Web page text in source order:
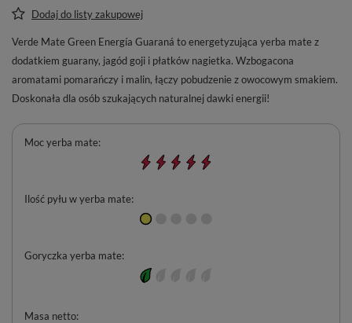
Dodaj do listy zakupowej
Verde Mate Green Energía Guaraná to energetyzująca yerba mate z
dodatkiem guarany, jagód goji i płatków nagietka. Wzbogacona
aromatami pomarańczy i malin, łączy pobudzenie z owocowym smakiem.
Doskonała dla osób szukających naturalnej dawki energii!
Masa netto
Moc yerba mate
Ilość pyłu w yerba mate
Goryczka yerba mate